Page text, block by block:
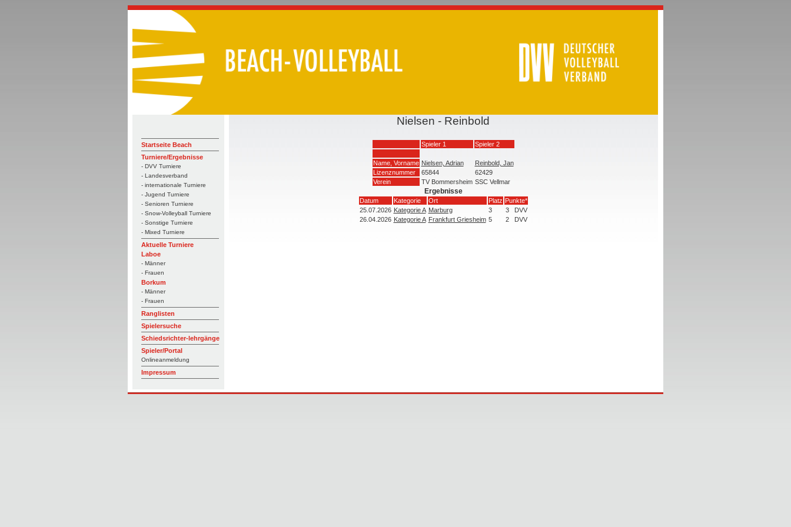
Startseite Beach
Turniere/Ergebnisse
- DVV Turniere
- Landesverband
- internationale Turniere
- Jugend Turniere
- Senioren Turniere
- Snow-Volleyball Turniere
- Sonstige Turniere
- Mixed Turniere
Aktuelle Turniere
Laboe
- Männer
- Frauen
Borkum
- Männer
- Frauen
Ranglisten
Spielersuche
Schiedsrichter-lehrgänge
Spieler/Portal
Onlineanmeldung
Impressum
Nielsen - Reinbold
Spieler 1 Spieler 2
Name, Vorname Nielsen, Adrian
Reinbold, Jan
Lizenznummer
65844
62429
Verein
TV Bommersheim SSC Vellmar
Ergebnisse
Datum Kategorie Ort Platz Punkte*
25.07.2026 Kategorie A Marburg 3 3
DVV
26.04.2026 Kategorie A Frankfurt Griesheim 5 2 DVV